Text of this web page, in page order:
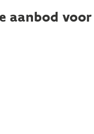
aanbod voor